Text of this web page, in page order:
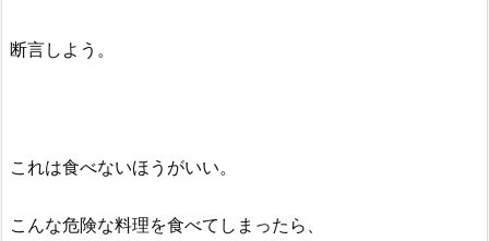
断言しよう。
これは食べないほうがいい。
こんな危険な料理を食べてしまったら、